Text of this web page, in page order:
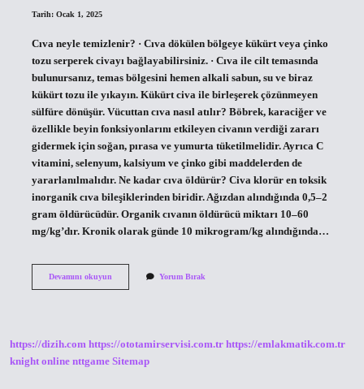
Tarih: Ocak 1, 2025
Cıva neyle temizlenir? · Cıva dökülen bölgeye kükürt veya çinko
tozu serperek civayı bağlayabilirsiniz. · Cıva ile cilt temasında
bulunursanız, temas bölgesini hemen alkali sabun, su ve biraz
kükürt tozu ile yıkayın. Kükürt civa ile birleşerek çözünmeyen
sülfüre dönüşür. Vücuttan cıva nasıl atılır? Böbrek, karaciğer ve
özellikle beyin fonksiyonlarını etkileyen civanın verdiği zararı
gidermek için soğan, pırasa ve yumurta tüketilmelidir. Ayrıca C
vitamini, selenyum, kalsiyum ve çinko gibi maddelerden de
yararlanılmalıdır. Ne kadar cıva öldürür? Civa klorür en toksik
inorganik cıva bileşiklerinden biridir. Ağızdan alındığında 0,5–2
gram öldürücüdür. Organik cıvanın öldürücü miktarı 10–60
mg/kg’dır. Kronik olarak günde 10 mikrogram/kg alındığında…
Devamını okuyunCıva
Yorum Bırak
https://dizih.com https://ototamirservisi.com.tr https://emlakmatik.com.tr
knight online nttgame Sitemap